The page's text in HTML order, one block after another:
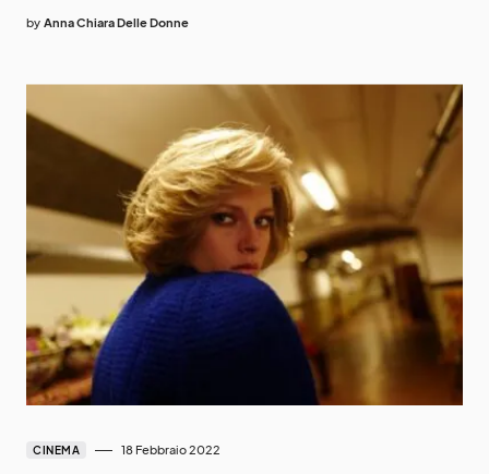
by Anna Chiara Delle Donne
CINEMA 18 Febbraio 2022